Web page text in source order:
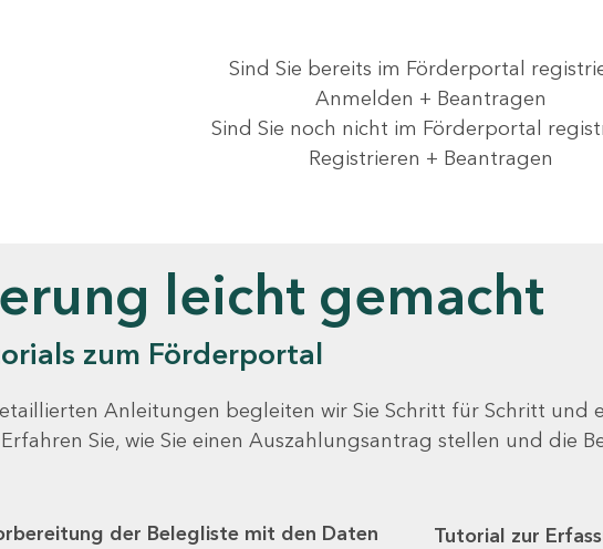
Sind Sie bereits im Förderportal
Anmelden + Beantragen
Sind Sie noch nicht im Förderportal
Registrieren + Beantragen
leicht gemacht
zum Förderportal
Anleitungen begleiten wir Sie Schritt für Schritt und
Sie, wie Sie einen Auszahlungsantrag stellen und die
der Belegliste mit den Daten
Tutorial zur